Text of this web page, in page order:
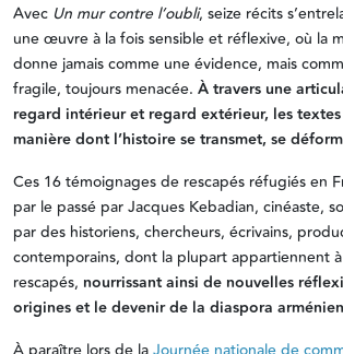
Avec Un mur contre l’oubli, seize récits
une œuvre à la fois sensible et réflexive, où la
donne jamais comme une évidence, mais
fragile, toujours menacée. À travers une
regard intérieur et regard extérieur, les
manière dont l’histoire se transmet, se
Ces 16 témoignages de rescapés réfugiés en
par le passé par Jacques Kebadian, cinéaste,
par des historiens, chercheurs, écrivains,
contemporains, dont la plupart appartiennent
rescapés, nourrissant ainsi de nouvelles
origines et le devenir de la diaspora